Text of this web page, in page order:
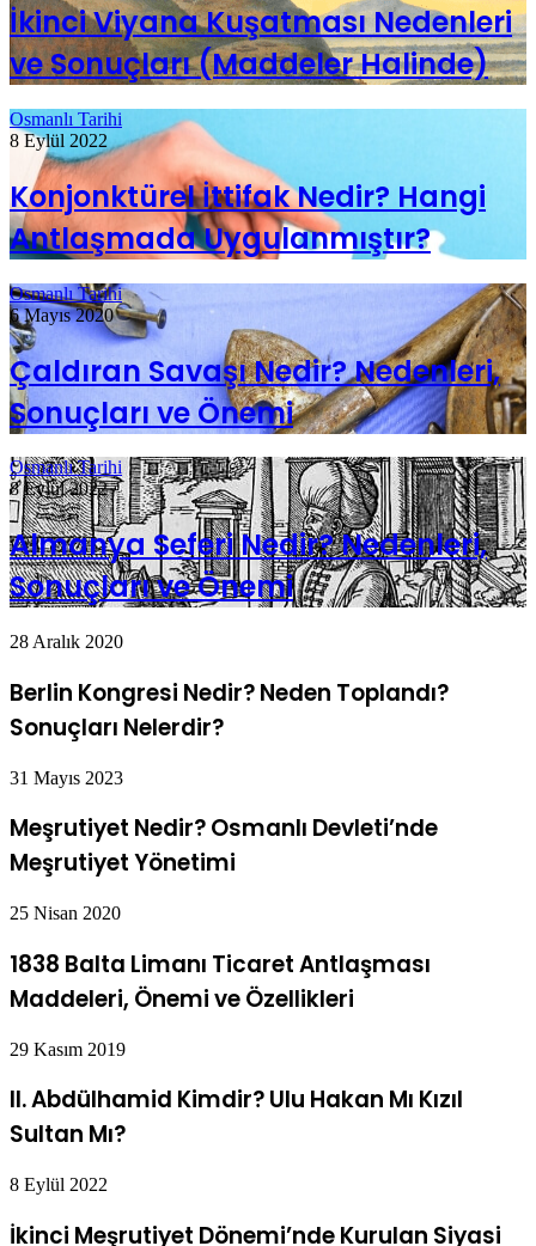
İkinci Viyana Kuşatması Nedenleri
ve Sonuçları (Maddeler Halinde)
Osmanlı Tarihi
8 Eylül 2022
Konjonktürel İttifak Nedir? Hangi
Antlaşmada Uygulanmıştır?
Osmanlı Tarihi
6 Mayıs 2020
Çaldıran Savaşı Nedir? Nedenleri,
Sonuçları ve Önemi
Osmanlı Tarihi
8 Eylül 2022
Almanya Seferi Nedir? Nedenleri,
Sonuçları ve Önemi
28 Aralık 2020
Berlin Kongresi Nedir? Neden Toplandı?
Sonuçları Nelerdir?
31 Mayıs 2023
Meşrutiyet Nedir? Osmanlı Devleti’nde
Meşrutiyet Yönetimi
25 Nisan 2020
1838 Balta Limanı Ticaret Antlaşması
Maddeleri, Önemi ve Özellikleri
29 Kasım 2019
II. Abdülhamid Kimdir? Ulu Hakan Mı Kızıl
Sultan Mı?
8 Eylül 2022
İkinci Meşrutiyet Dönemi’nde Kurulan Siyasi